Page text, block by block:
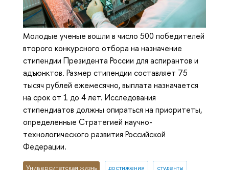
Молодые ученые вошли в число 500 победителей
второго конкурсного отбора на назначение
стипендии Президента России для аспирантов и
адъюнктов. Размер стипендии составляет 75
тысяч рублей ежемесячно, выплата назначается
на срок от 1 до 4 лет. Исследования
стипендиатов должны опираться на приоритеты,
определенные Стратегией научно-
технологического развития Российской
Федерации.
Университетская жизнь достижения студенты